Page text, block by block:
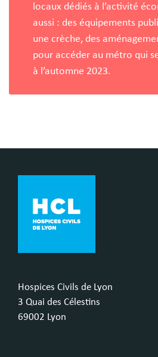
locaux dédiés à l’activité
aussi : des équipements
une crèche, des
pour accéder au métro qui
à l’automne 2023.
Hospices Civils de Lyon
3 Quai des Célestins
69002 Lyon